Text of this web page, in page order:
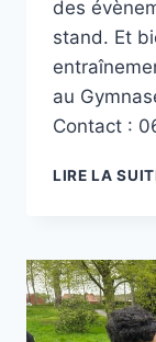
des
stand. Et
au
Contact :
LIRE LA